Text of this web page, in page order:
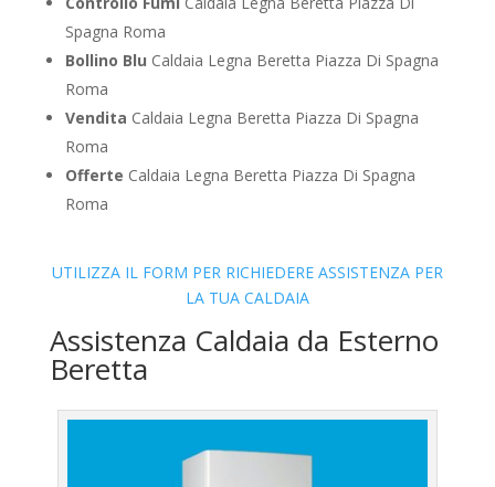
Spagna Roma
Bollino Blu Caldaia Legna Beretta Piazza Di Spagna
Roma
Vendita Caldaia Legna Beretta Piazza Di Spagna
Roma
Offerte Caldaia Legna Beretta Piazza Di Spagna
Roma
UTILIZZA IL FORM PER RICHIEDERE ASSISTENZA PER
LA TUA CALDAIA
Assistenza Caldaia da Esterno
Beretta